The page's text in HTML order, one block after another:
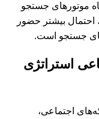
موتورهای جستجو
احتمال بیشتر حضور
جستجو است.
استراتژی
اجتماعی،